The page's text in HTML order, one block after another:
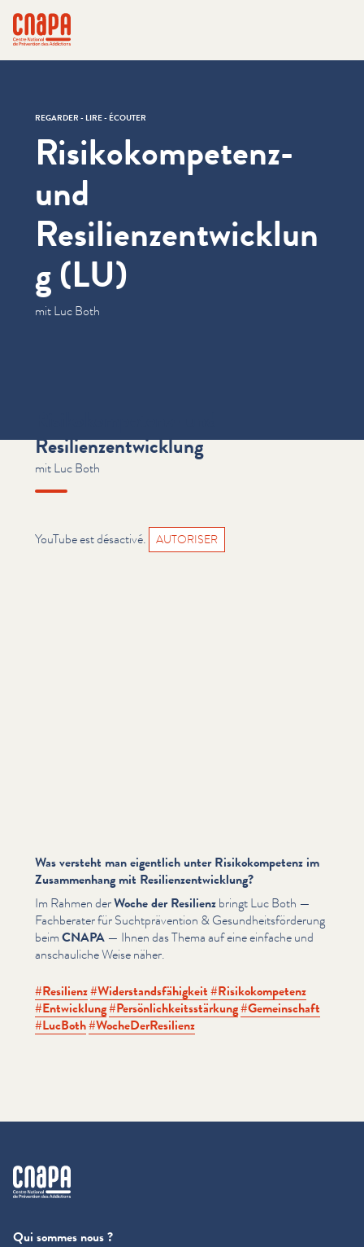
cnapa
REGARDER - LIRE - ÉCOUTER
Risikokompetenz-
und
Resilienzentwicklun
g (LU)
mit Luc Both
Resilienzentwicklung
mit Luc Both
YouTube est désactivé. AUTORISER
Was versteht man eigentlich unter Risikokompetenz im
Zusammenhang mit Resilienzentwicklung?
Im Rahmen derWoche der Resilienzbringt Luc Both —
Fachberater für Sucht­präven­tion & Gesund­heits­förderung
beimCNAPA — Ihnen das Thema auf eine einfache und
anschauliche Weise näher.
#Resilienz#Wider­stands­fähigkeit#Risikokom­pe­tenz
#Entwicklung#Per­sön­lichkeitsstärkung#Gemein­schaft
#LucBoth#WocheD­er­Re­silienz
cnapa
Qui sommes nous ?